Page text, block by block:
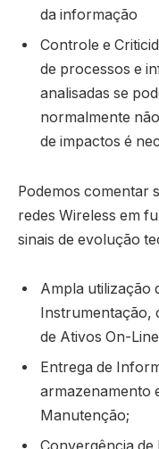
da informação
Controle e
de processos e
analisadas se
normalmente
de impactos é
Podemos comentar
redes Wireless em
sinais de evolução
Ampla utilização
Instrumentação,
de Ativos On-
Entrega de
armazenamento
Manutenção;